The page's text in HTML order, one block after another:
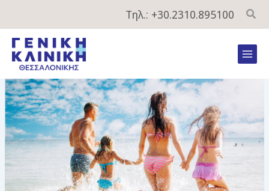
περιεχόμενο
Τηλ.: +30.2310.895100